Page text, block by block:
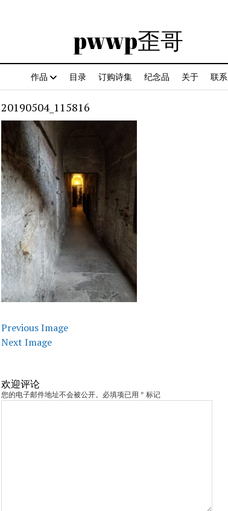
pwwp歪哥
作品 目录 订购诗集 纪念品 关于 联系
20190504_115816
Previous Image
Next Image
欢迎评论
您的电子邮件地址不会被公开。必填项已用 * 标记